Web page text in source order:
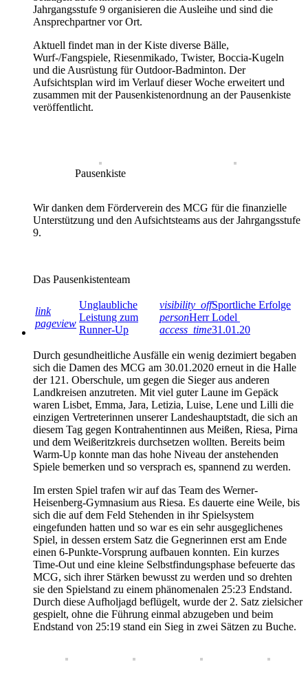
Jahrgangsstufe 9 organisieren die Ausleihe und sind die
Ansprechpartner vor Ort.
Aktuell findet man in der Kiste diverse Bälle,
Wurf-/Fangspiele, Riesenmikado, Twister, Boccia-Kugeln
und die Ausrüstung für Outdoor-Badminton. Der
Aufsichtsplan wird im Verlauf dieser Woche erweitert und
zusammen mit der Pausenkistenordnung an der Pausenkiste
veröffentlicht.
Pausenkiste
Wir danken dem Förderverein des MCG für die finanzielle
Unterstützung und den Aufsichtsteams aus der Jahrgangsstufe
9.
Das Pausenkistenteam
link
pageview
Unglaubliche
Leistung zum
Runner-Up
visibility_offSportliche Erfolge
personHerr Lodel
access_time31.01.20
Durch gesundheitliche Ausfälle ein wenig dezimiert begaben
sich die Damen des MCG am 30.01.2020 erneut in die Halle
der 121. Oberschule, um gegen die Sieger aus anderen
Landkreisen anzutreten. Mit viel guter Laune im Gepäck
waren Lisbet, Emma, Jara, Letizia, Luise, Lene und Lilli die
einzigen Vertreterinnen unserer Landeshauptstadt, die sich an
diesem Tag gegen Kontrahentinnen aus Meißen, Riesa, Pirna
und dem Weißeritzkreis durchsetzen wollten. Bereits beim
Warm-Up konnte man das hohe Niveau der anstehenden
Spiele bemerken und so versprach es, spannend zu werden.
Im ersten Spiel trafen wir auf das Team des Werner-
Heisenberg-Gymnasium aus Riesa. Es dauerte eine Weile, bis
sich die auf dem Feld Stehenden in ihr Spielsystem
eingefunden hatten und so war es ein sehr ausgeglichenes
Spiel, in dessen erstem Satz die Gegnerinnen erst am Ende
einen 6-Punkte-Vorsprung aufbauen konnten. Ein kurzes
Time-Out und eine kleine Selbstfindungsphase befeuerte das
MCG, sich ihrer Stärken bewusst zu werden und so drehten
sie den Spielstand zu einem phänomenalen 25:23 Endstand.
Durch diese Aufholjagd beflügelt, wurde der 2. Satz zielsicher
gespielt, ohne die Führung einmal abzugeben und beim
Endstand von 25:19 stand ein Sieg in zwei Sätzen zu Buche.